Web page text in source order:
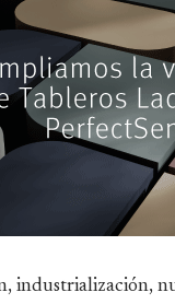
industrialización,